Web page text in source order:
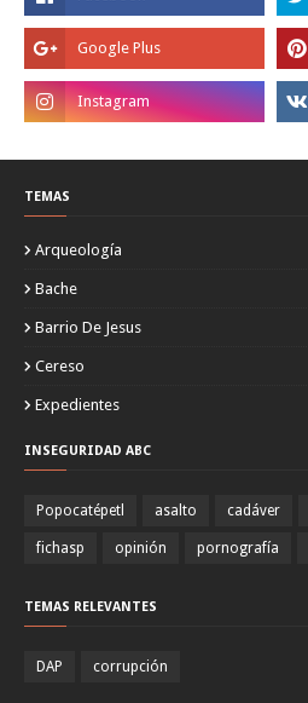
TEMAS
Arqueología
Bache
Barrio De Jesus
Cereso
Expedientes
INSEGURIDAD ABC
Popocatépetl asalto cadáver
fichasp opinión pornografía
TEMAS RELEVANTES
DAP corrupción